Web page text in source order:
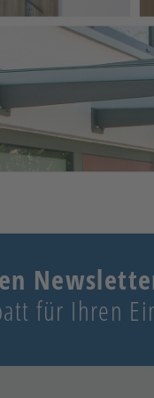
für Ihren